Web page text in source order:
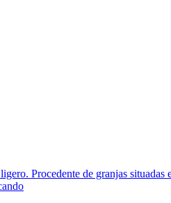
Procedente de granjas